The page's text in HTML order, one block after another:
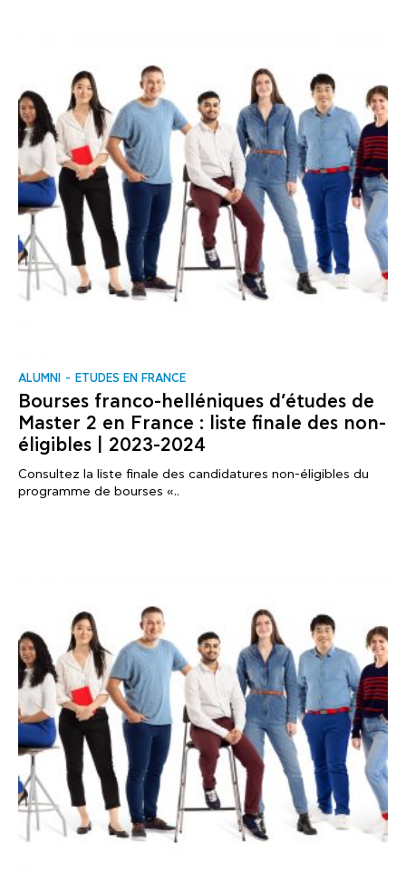
ALUMNI ΕTUDES EN FRANCE
Bourses franco-helléniques d’études de
Master 2 en France : liste finale des non-
éligibles | 2023-2024
Consultez la liste finale des candidatures non-éligibles du
programme de bourses «..